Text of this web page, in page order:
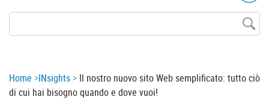
Breadcrumb
Home INsights
Il nostro nuovo sito Web semplificato: tutto ciò
di cui hai bisogno quando e dove vuoi!